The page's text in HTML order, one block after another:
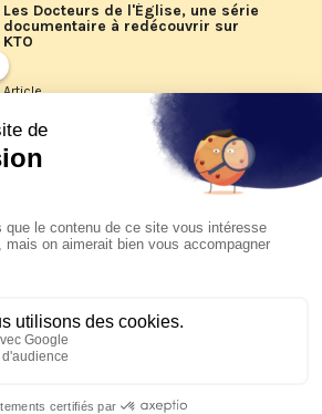
Les Docteurs de l'Église, une série
documentaire à redécouvrir sur
KTO
Article
Les reportages d'été 2026 de KTO
La visite pastorale du pape Léon
XIV à Assise à suivre sur KTO le
jeudi 6 août
Le pape en Uruguay, Argentine et
Pérou du 6 au 17 novembre 2026